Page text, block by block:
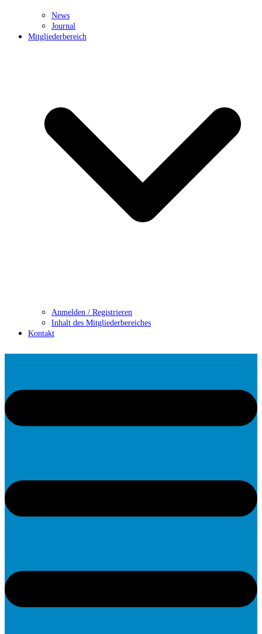
News
Journal
Mitgliederbereich
Anmelden / Registrieren
Inhalt des Mitgliederbereiches
Kontakt